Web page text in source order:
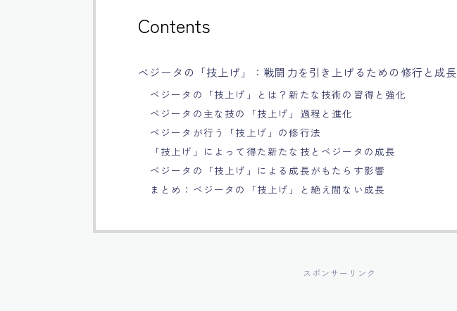
Contents
ベジータの「技上げ」：戦闘力を引き上げるための修行と成長
ベジータの「技上げ」とは？新たな技術の習得と強化
ベジータの主な技の「技上げ」過程と進化
ベジータが行う「技上げ」の修行法
「技上げ」によって得た新たな技とベジータの成長
ベジータの「技上げ」による成長がもたらす影響
まとめ：ベジータの「技上げ」と絶え間ない成長
スポンサーリンク